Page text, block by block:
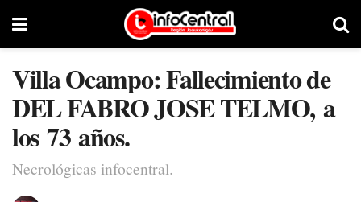
Villa Ocampo: Fallecimiento de
DEL FABRO JOSE TELMO, a
los 73 años.
Necrológicas infocentral.